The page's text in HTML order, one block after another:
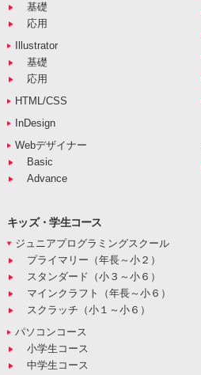
基礎
応用
Illustrator
基礎
応用
HTML/CSS
InDesign
Webデザイナー
Basic
Advance
キッズ・学生コース
ジュニアプログラミングスクール
プライマリー（年長～小２）
スタンダード（小３～小６）
マインクラフト（年長～小６）
スクラッチ（小１～小６）
パソコンコース
小学生コース
中学生コース